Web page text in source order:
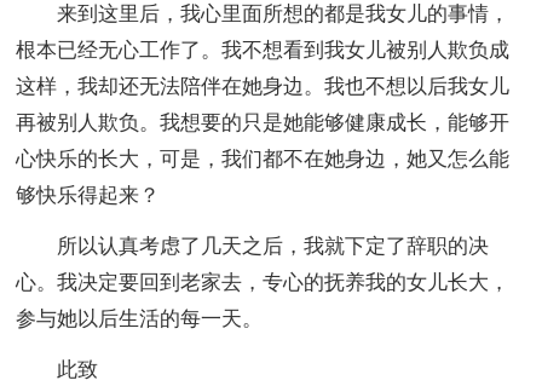
来到这里后，我心里面所想的都是我女儿的事情，
根本已经无心工作了。我不想看到我女儿被别人欺负成
这样，我却还无法陪伴在她身边。我也不想以后我女儿
再被别人欺负。我想要的只是她能够健康成长，能够开
心快乐的长大，可是，我们都不在她身边，她又怎么能
够快乐得起来？
所以认真考虑了几天之后，我就下定了辞职的决
心。我决定要回到老家去，专心的抚养我的女儿长大，
参与她以后生活的每一天。
此致